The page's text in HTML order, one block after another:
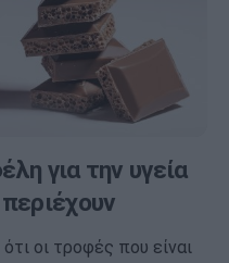
για την υγεία
οι τροφές που είναι